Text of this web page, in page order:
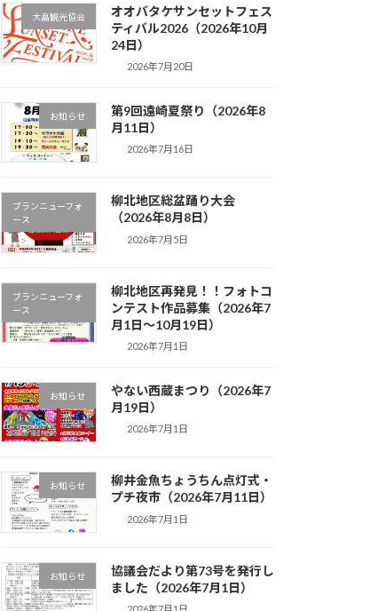
大畠観光協会
オオバタケサンセットフェス
ティバル2026（2026年10月
24日）
2026年7月20日
お知らせ
第9回遠崎夏祭り（2026年8
月11日）
2026年7月16日
ブランニューフォ
ース
柳北地区総盆踊り大会
（2026年8月8日）
2026年7月5日
ブランニューフォ
ース
柳北地区再発見！！フォトコ
ンテスト作品募集（2026年7
月1日～10月19日）
2026年7月1日
お知らせ
やない西蔵まつり（2026年7
月19日）
2026年7月1日
お知らせ
柳井金魚ちょうちん点灯式・
プチ夜市（2026年7月11日）
2026年7月1日
お知らせ
協議会だより第73号を発行し
ました（2026年7月1日）